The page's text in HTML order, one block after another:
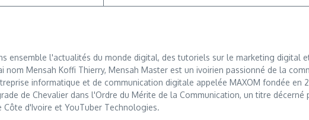
ensemble l'actualités du monde digital, des tutoriels sur le marketing digital
nom Mensah Koffi Thierry, Mensah Master est un ivoirien passionné de la
informatique et de communication digitale appelée MAXOM fondée en
de Chevalier dans l'Ordre du Mérite de la Communication, un titre
d'Ivoire et YouTuber Technologies.